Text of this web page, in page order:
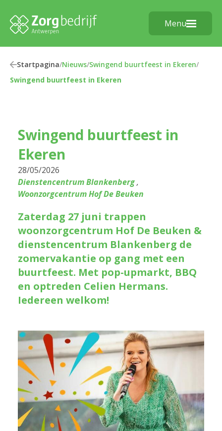
Menu
Startpagina/Nieuws/Swingend buurtfeest in Ekeren/
Swingend buurtfeest in Ekeren
Swingend buurtfeest in
Ekeren
28/05/2026
Dienstencentrum Blankenberg,
Woonzorgcentrum Hof De Beuken
Zaterdag 27 juni trappen
woonzorgcentrum Hof De Beuken &
dienstencentrum Blankenberg de
zomervakantie op gang met een
buurtfeest. Met pop-upmarkt, BBQ
en optreden Celien Hermans.
Iedereen welkom!